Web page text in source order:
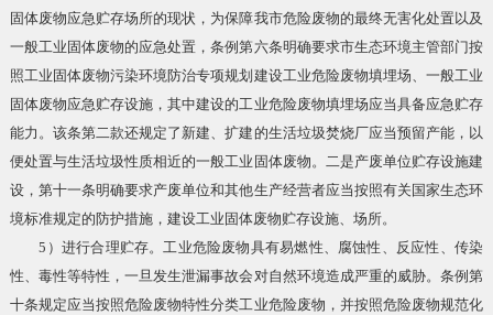
固体废物应急贮存场所的现状，为保障我市危险废物的最终无害化处置以及
一般工业固体废物的应急处置，条例第六条明确要求市生态环境主管部门按
照工业固体废物污染环境防治专项规划建设工业危险废物填埋场、一般工业
固体废物应急贮存设施，其中建设的工业危险废物填埋场应当具备应急贮存
能力。该条第二款还规定了新建、扩建的生活垃圾焚烧厂应当预留产能，以
便处置与生活垃圾性质相近的一般工业固体废物。二是产废单位贮存设施建
设，第十一条明确要求产废单位和其他生产经营者应当按照有关国家生态环
境标准规定的防护措施，建设工业固体废物贮存设施、场所。
5）进行合理贮存。工业危险废物具有易燃性、腐蚀性、反应性、传染
性、毒性等特性，一旦发生泄漏事故会对自然环境造成严重的威胁。条例第
十条规定应当按照危险废物特性分类工业危险废物，并按照危险废物规范化